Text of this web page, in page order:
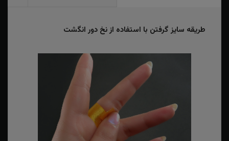
طریقه سایز گرفتن با استفاده از نخ دور انگشت